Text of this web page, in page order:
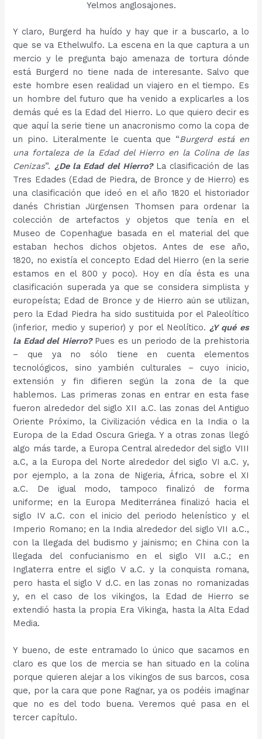
Yelmos anglosajones.
Y claro, Burgerd ha huído y hay que ir a buscarlo, a lo
que se va Ethelwulfo. La escena en la que captura a un
mercio y le pregunta bajo amenaza de tortura dónde
está Burgerd no tiene nada de interesante. Salvo que
este hombre esen realidad un viajero en el tiempo. Es
un hombre del futuro que ha venido a explicarles a los
demás qué es la Edad del Hierro. Lo que quiero decir es
que aquí la serie tiene un anacronismo como la copa de
un pino. Literalmente le cuenta que “Burgerd está en
una fortaleza de la Edad del Hierro en la Colina de las
Cenizas”. ¿De la Edad del Hierro? La clasificación de las
Tres Edades (Edad de Piedra, de Bronce y de Hierro) es
una clasificación que ideó en el año 1820 el historiador
danés Christian Jürgensen Thomsen para ordenar la
colección de artefactos y objetos que tenía en el
Museo de Copenhague basada en el material del que
estaban hechos dichos objetos. Antes de ese año,
1820, no existía el concepto Edad del Hierro (en la serie
estamos en el 800 y poco). Hoy en día ésta es una
clasificación superada ya que se considera simplista y
europeísta; Edad de Bronce y de Hierro aún se utilizan,
pero la Edad Piedra ha sido sustituida por el Paleolítico
(inferior, medio y superior) y por el Neolítico.¿Y qué es
la Edad del Hierro?Pues es un periodo de la prehistoria
– que ya no sólo tiene en cuenta elementos
tecnológicos, sino yambién culturales – cuyo inicio,
extensión y fin difieren según la zona de la que
hablemos. Las primeras zonas en entrar en esta fase
fueron alrededor del siglo XII a.C. las zonas del Antiguo
Oriente Próximo, la Civilización védica en la India o la
Europa de la Edad Oscura Griega. Y a otras zonas llegó
algo más tarde, a Europa Central alrededor del siglo VIII
a.C, a la Europa del Norte alrededor del siglo VI a.C. y,
por ejemplo, a la zona de Nigeria, África, sobre el XI
a.C. De igual modo, tampoco finalizó de forma
uniforme; en la Europa Mediterránea finalizó hacia el
siglo IV a.C. con el inicio del periodo helenístico y el
Imperio Romano; en la India alrededor del siglo VII a.C.,
con la llegada del budismo y jainismo; en China con la
llegada del confucianismo en el siglo VII a.C.; en
Inglaterra entre el siglo V a.C. y la conquista romana,
pero hasta el siglo V d.C. en las zonas no romanizadas
y, en el caso de los vikingos, la Edad de Hierro se
extendió hasta la propia Era Vikinga, hasta la Alta Edad
Media.
Y bueno, de este entramado lo único que sacamos en
claro es que los de mercia se han situado en la colina
porque quieren alejar a los vikingos de sus barcos, cosa
que, por la cara que pone Ragnar, ya os podéis imaginar
que no es del todo buena. Veremos qué pasa en el
tercer capítulo.